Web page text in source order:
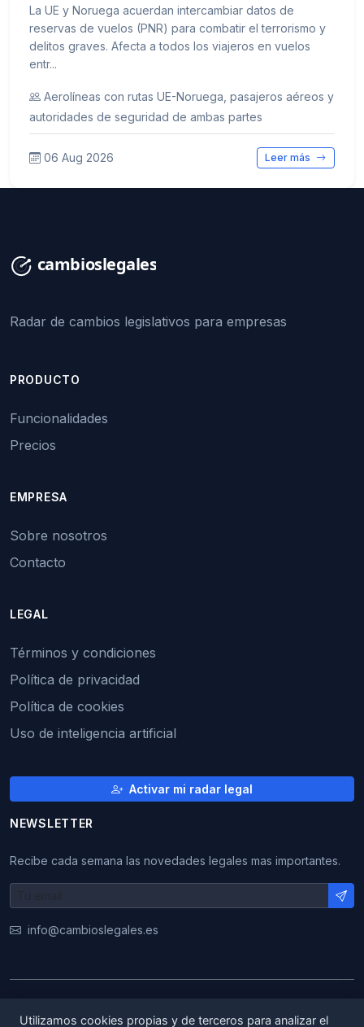
La UE y Noruega acuerdan intercambiar datos de
reservas de vuelos (PNR) para combatir el terrorismo y
delitos graves. Afecta a todos los viajeros en vuelos
entr...
Aerolíneas con rutas UE-Noruega, pasajeros aéreos y
autoridades de seguridad de ambas partes
06 Aug 2026 Leer más
Radar de cambios legislativos para empresas
PRODUCTO
Funcionalidades
Precios
EMPRESA
Sobre nosotros
Contacto
LEGAL
Términos y condiciones
Política de privacidad
Política de cookies
Uso de inteligencia artificial
Activar mi radar legal
NEWSLETTER
Recibe cada semana las novedades legales mas importantes.
info@cambioslegales.es
Utilizamos cookies propias y de terceros para analizar el